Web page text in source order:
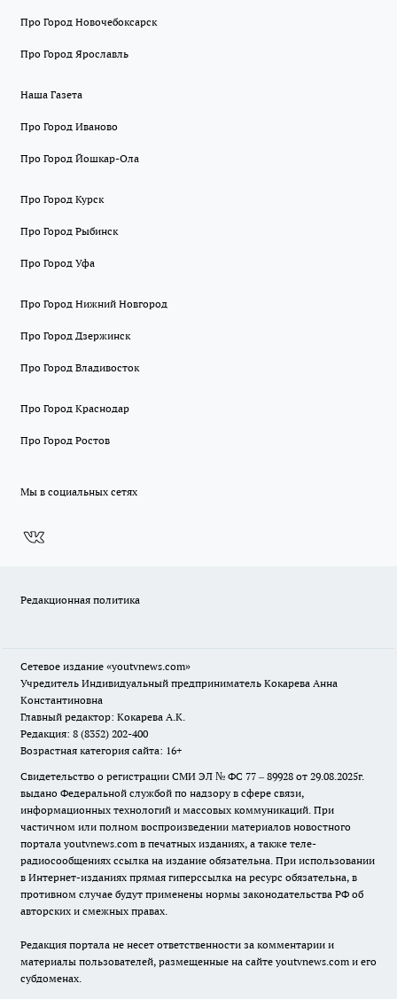
Про Город Новочебоксарск
Про Город Ярославль
Наша Газета
Про Город Иваново
Про Город Йошкар-Ола
Про Город Курск
Про Город Рыбинск
Про Город Уфа
Про Город Нижний Новгород
Про Город Дзержинск
Про Город Владивосток
Про Город Краснодар
Про Город Ростов
Мы в социальных сетях
Редакционная политика
Сетевое издание «youtvnews.com»
Учредитель Индивидуальный предприниматель Кокарева Анна
Константиновна
Главный редактор: Кокарева А.К.
Редакция: 8 (8352) 202-400
Возрастная категория сайта: 16+
Свидетельство о регистрации СМИ ЭЛ № ФС 77 – 89928 от 29.08.2025г.
выдано Федеральной службой по надзору в сфере связи,
информационных технологий и массовых коммуникаций. При
частичном или полном воспроизведении материалов новостного
портала youtvnews.com в печатных изданиях, а также теле-
радиосообщениях ссылка на издание обязательна. При использовании
в Интернет-изданиях прямая гиперссылка на ресурс обязательна, в
противном случае будут применены нормы законодательства РФ об
авторских и смежных правах.
Редакция портала не несет ответственности за комментарии и
материалы пользователей, размещенные на сайте youtvnews.com и его
субдоменах.